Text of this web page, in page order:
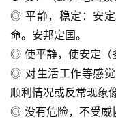
◎ 平静，稳定：安
命。安邦定国。
◎ 使平静，使安定（
◎ 对生活工作等感
顺利情况或反常现象
◎ 没有危险，不受威